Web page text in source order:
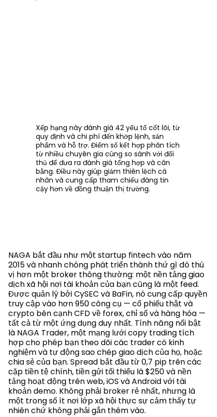
Xếp hạng này đánh giá 42 yếu tố cốt lõi, từ
quy định và chi phí đến khớp lệnh, sản
phẩm và hỗ trợ. Điểm số kết hợp phân tích
từ nhiều chuyên gia cùng so sánh với đối
thủ để đưa ra đánh giá tổng hợp và cân
bằng. Điều này giúp giảm thiên lệch cá
nhân và cung cấp tham chiếu đáng tin
cậy hơn về đồng thuận thị trường.
NAGA bắt đầu như một startup fintech vào năm
2015 và nhanh chóng phát triển thành thứ gì đó thú
vị hơn một broker thông thường: một nền tảng giao
dịch xã hội nơi tài khoản của bạn cũng là một feed.
Được quản lý bởi CySEC và BaFin, nó cung cấp quyền
truy cập vào hơn 950 công cụ — cổ phiếu thật và
crypto bên cạnh CFD về forex, chỉ số và hàng hóa —
tất cả từ một ứng dụng duy nhất. Tính năng nổi bật
là NAGA Trader, một mạng lưới copy trading tích
hợp cho phép bạn theo dõi các trader có kinh
nghiệm và tự động sao chép giao dịch của họ, hoặc
chia sẻ của bạn. Spread bắt đầu từ 0,7 pip trên các
cặp tiền tệ chính, tiền gửi tối thiểu là $250 và nền
tảng hoạt động trên web, iOS và Android với tài
khoản demo. Không phải broker rẻ nhất, nhưng là
một trong số ít nơi lớp xã hội thực sự cảm thấy tự
nhiên chứ không phải gắn thêm vào.